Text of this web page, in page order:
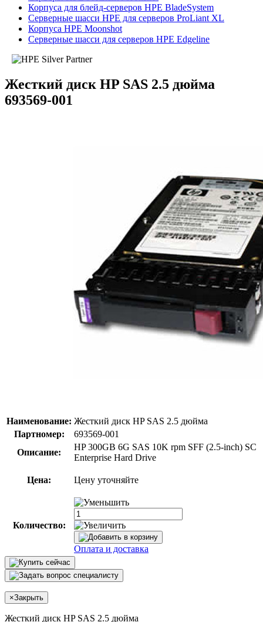
Корпуса для блейд-серверов HPE BladeSystem
Серверные шасси HPE для серверов ProLiant XL
Корпуса HPE Moonshot
Серверные шасси для серверов HPE Edgeline
Жесткий диск HP SAS 2.5 дюйма
693569-001
Наименование: Жесткий диск HP SAS 2.5 дюйма
Партномер:
693569-001
Описание:
HP 300GB 6G SAS 10K rpm SFF (2.5-inch) SC
Enterprise Hard Drive
Цена: Цену уточняйте
Количество:
Оплата и доставка
×Закрыть
Жесткий диск HP SAS 2.5 дюйма